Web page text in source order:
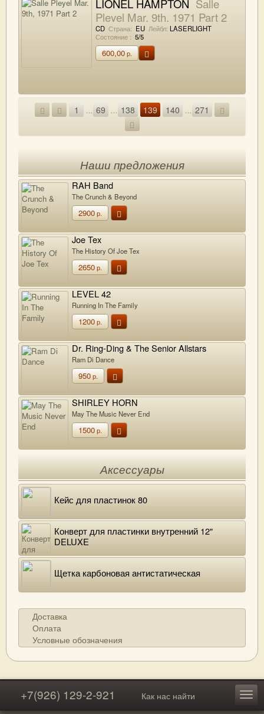
LIONEL HAMPTON Salle
Pleyel Mar. 9th, 1971 Part 2
CD Страна: EU Лейбл: LASERLIGHT
Состояние : 5/5
600,00р.
1 ... 69 ... 138 139 140 ... 271
Наши предложения
RAH Band
The Crunch & Beyond
2900р.
Joe Tex
The History Of Joe Tex
2650р.
LEVEL 42
Running In The Family
1200р.
Dr. Ring-Ding & The Senior Allstars
Ram Di Dance
950р.
SHIRLEY HORN
May The Music Never End
1500р.
Аксессуары
Кейс для пластинок 80
Конверт для пластинки внутренний 12"
DELUXE
Щетка карбоновая антистатическая
Доставка
Оплата
Условные обозначения
+7(926) 129-2-921 Как нас найти